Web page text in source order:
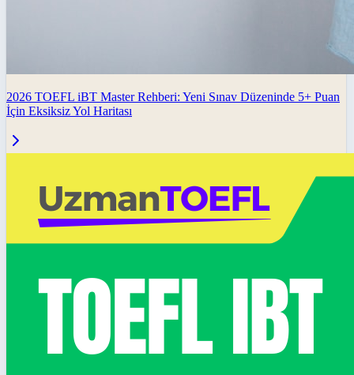
2026 TOEFL iBT Master Rehberi: Yeni Sınav Düzeninde 5+ Puan
İçin Eksiksiz Yol Haritası